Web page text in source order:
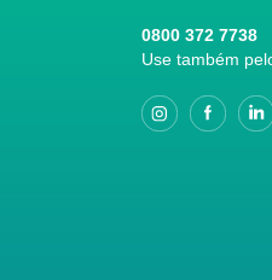
0800 372 7738
Use também